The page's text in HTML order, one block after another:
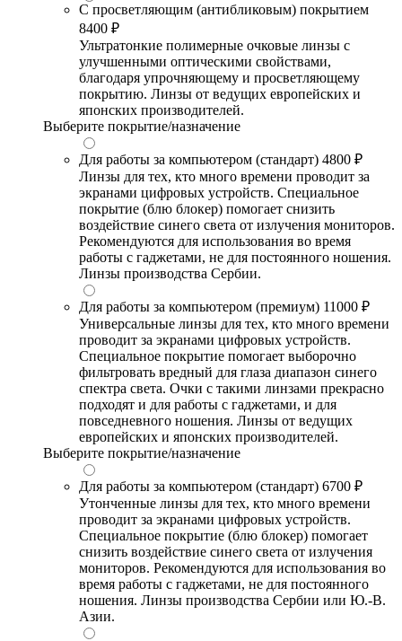
С просветляющим (антибликовым) покрытием
8400 ₽
Ультратонкие полимерные очковые линзы с
улучшенными оптическими свойствами,
благодаря упрочняющему и просветляющему
покрытию. Линзы от ведущих европейских и
японских производителей.
Выберите покрытие/назначение
Для работы за компьютером (стандарт) 4800 ₽
Линзы для тех, кто много времени проводит за
экранами цифровых устройств. Специальное
покрытие (блю блокер) помогает снизить
воздействие синего света от излучения мониторов.
Рекомендуются для использования во время
работы с гаджетами, не для постоянного ношения.
Линзы производства Сербии.
Для работы за компьютером (премиум) 11000 ₽
Универсальные линзы для тех, кто много времени
проводит за экранами цифровых устройств.
Специальное покрытие помогает выборочно
фильтровать вредный для глаза диапазон синего
спектра света. Очки с такими линзами прекрасно
подходят и для работы с гаджетами, и для
повседневного ношения. Линзы от ведущих
европейских и японских производителей.
Выберите покрытие/назначение
Для работы за компьютером (стандарт) 6700 ₽
Утонченные линзы для тех, кто много времени
проводит за экранами цифровых устройств.
Специальное покрытие (блю блокер) помогает
снизить воздействие синего света от излучения
мониторов. Рекомендуются для использования во
время работы с гаджетами, не для постоянного
ношения. Линзы производства Сербии или Ю.-В.
Азии.